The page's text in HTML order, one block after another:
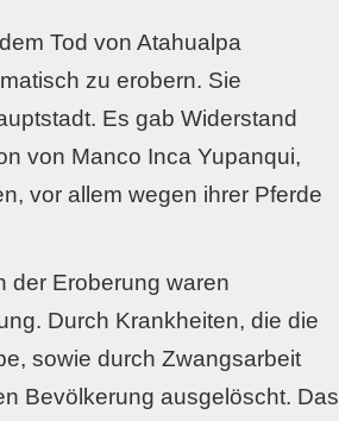
Tod von Atahualpa
zu erobern. Sie
Es gab Widerstand
von Manco Inca Yupanqui,
vor allem wegen ihrer Pferde
der Eroberung waren
Durch Krankheiten, die die
sowie durch Zwangsarbeit
Bevölkerung ausgelöscht. Das